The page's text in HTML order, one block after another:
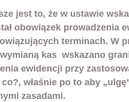
jest to, że w ustawie
obowiązek prowadzenia
terminach. W
kas  wskazano
ewidencji przy
właśnie po to aby
zasadami.